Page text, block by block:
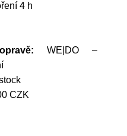
4 h
WE|DO –
CZK